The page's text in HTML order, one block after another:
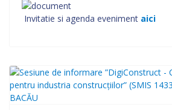
Invitatie si agenda eveniment aici